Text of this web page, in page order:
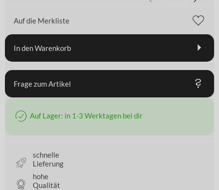
Auf die Merkliste
In den Warenkorb
Frage zum Artikel
Auf Lager: in 1-3 Werktagen bei dir
schnelle
Lieferung
hohe
Qualität